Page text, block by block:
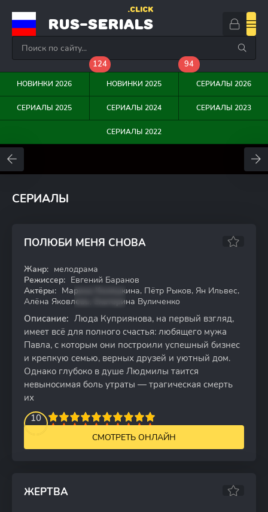
RUS-SERIALS
.CLICK
НОВИНКИ 2026
124
НОВИНКИ 2025
94
СЕРИАЛЫ 2026
СЕРИАЛЫ 2025 СЕРИАЛЫ 2024 СЕРИАЛЫ 2023
СЕРИАЛЫ 2022
0
СЕРИАЛЫ
ПОЛЮБИ МЕНЯ СНОВА
WEB-DL
Жанр: мелодрама
Режиссер: Евгений Баранов
Актёры: Марина Коняшкина, Пётр Рыков, Ян Ильвес,
Алёна Яковлева, Екатерина Вуличенко
Описание: Люда Куприянова, на первый взгляд,
имеет всё для полного счастья: любящего мужа
Павла, с которым они построили успешный бизнес
и крепкую семью, верных друзей и уютный дом.
Однако глубоко в душе Людмилы таится
невыносимая боль утраты — трагическая смерть
их
10
4 5 6 7 8 9 10
СМОТРЕТЬ ОНЛАЙН
ЖЕРТВА